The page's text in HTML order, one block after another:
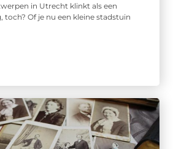
in Utrecht klinkt als een
toch? Of je nu een kleine stadstuin